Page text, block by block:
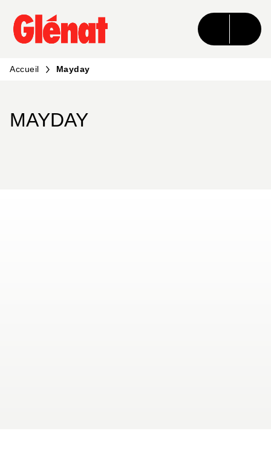
MENU RECHERCHE CONTENU
PIED DE PAGE
Accueil Mayday
MAYDAY